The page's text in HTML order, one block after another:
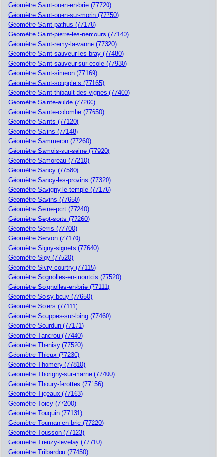
Géomètre Saint-ouen-en-brie (77720)
Géomètre Saint-ouen-sur-morin (77750)
Géomètre Saint-pathus (77178)
Géomètre Saint-pierre-les-nemours (77140)
Géomètre Saint-remy-la-vanne (77320)
Géomètre Saint-sauveur-les-bray (77480)
Géomètre Saint-sauveur-sur-ecole (77930)
Géomètre Saint-simeon (77169)
Géomètre Saint-soupplets (77165)
Géomètre Saint-thibault-des-vignes (77400)
Géomètre Sainte-aulde (77260)
Géomètre Sainte-colombe (77650)
Géomètre Saints (77120)
Géomètre Salins (77148)
Géomètre Sammeron (77260)
Géomètre Samois-sur-seine (77920)
Géomètre Samoreau (77210)
Géomètre Sancy (77580)
Géomètre Sancy-les-provins (77320)
Géomètre Savigny-le-temple (77176)
Géomètre Savins (77650)
Géomètre Seine-port (77240)
Géomètre Sept-sorts (77260)
Géomètre Serris (77700)
Géomètre Servon (77170)
Géomètre Signy-signets (77640)
Géomètre Sigy (77520)
Géomètre Sivry-courtry (77115)
Géomètre Sognolles-en-montois (77520)
Géomètre Soignolles-en-brie (77111)
Géomètre Soisy-bouy (77650)
Géomètre Solers (77111)
Géomètre Souppes-sur-loing (77460)
Géomètre Sourdun (77171)
Géomètre Tancrou (77440)
Géomètre Thenisy (77520)
Géomètre Thieux (77230)
Géomètre Thomery (77810)
Géomètre Thorigny-sur-marne (77400)
Géomètre Thoury-ferottes (77156)
Géomètre Tigeaux (77163)
Géomètre Torcy (77200)
Géomètre Touquin (77131)
Géomètre Tournan-en-brie (77220)
Géomètre Tousson (77123)
Géomètre Treuzy-levelay (77710)
Géomètre Trilbardou (77450)